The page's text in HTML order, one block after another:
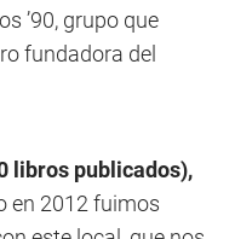
’90, grupo que
fundadora del
libros publicados),
en 2012 fuimos